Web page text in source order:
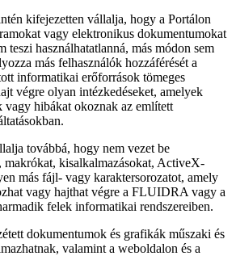
kifejezetten vállalja, hogy a Portálon
vagy elektronikus dokumentumokat
teszi használhatatlanná, más módon sem
más felhasználók hozzáférését a
informatikai erőforrások tömeges
végre olyan intézkedéseket, amelyek
vagy hibákat okoznak az említett
továbbá, hogy nem vezet be
makrókat, kisalkalmazásokat, ActiveX-
más fájl- vagy karaktersorozatot, amely
vagy hajthat végre a FLUIDRA vagy a
felek informatikai rendszereiben.
dokumentumok és grafikák műszaki és
valamint a weboldalon és a